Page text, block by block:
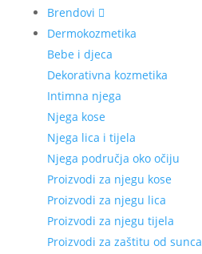
Brendovi
Dermokozmetika
Bebe i djeca
Dekorativna kozmetika
Intimna njega
Njega kose
Njega lica i tijela
Njega područja oko očiju
Proizvodi za njegu kose
Proizvodi za njegu lica
Proizvodi za njegu tijela
Proizvodi za zaštitu od sunca